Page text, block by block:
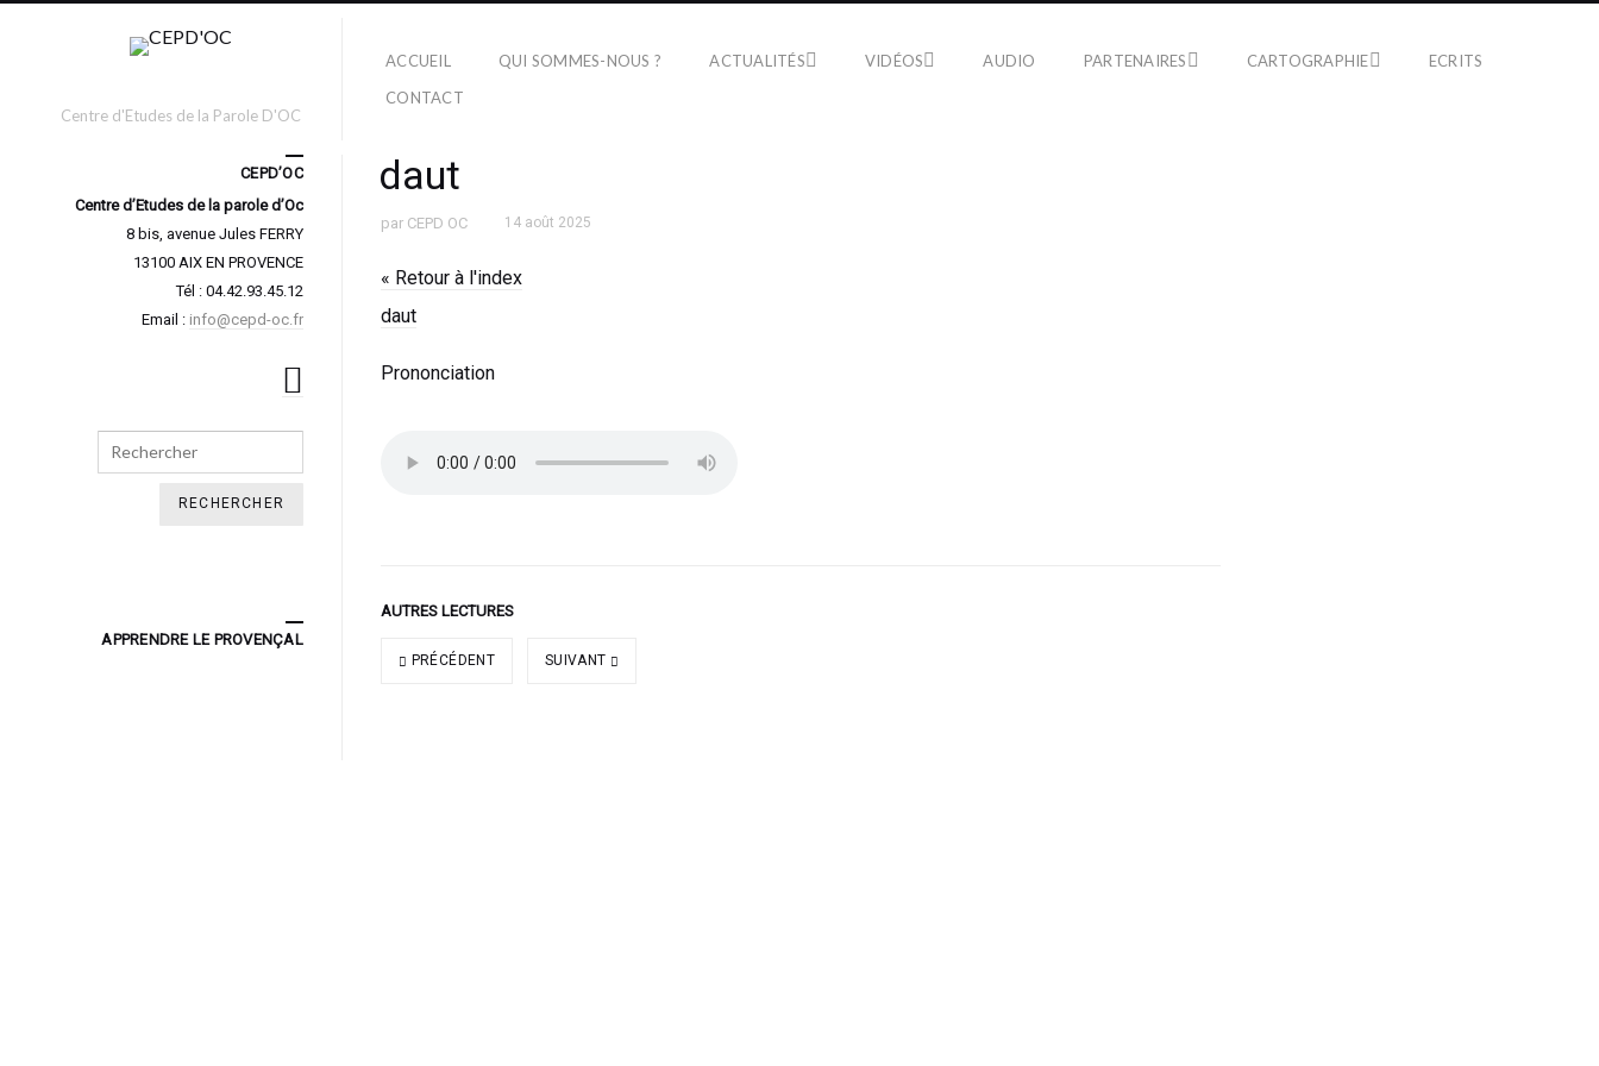
Centre d'Etudes de la Parole D'OC
ACCUEIL QUI SOMMES-NOUS ? ACTUALITÉS VIDÉOS AUDIO PARTENAIRES CARTOGRAPHIE
ECRITS
CONTACT
daut
par CEPD OC 14 août 2025
« Retour à l'index
daut
Prononciation
AUTRES LECTURES
PRÉCÉDENT SUIVANT
CEPD’OC
Centre d’Etudes de la parole d’Oc
8 bis, avenue Jules FERRY
13100 AIX EN PROVENCE
Tél : 04.42.93.45.12
Email : info@cepd-oc.fr
Search
APPRENDRE LE PROVENÇAL